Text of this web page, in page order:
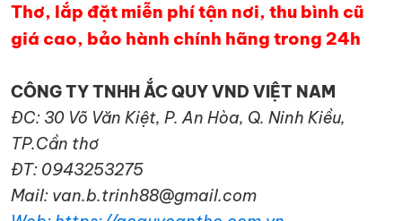
Thơ, lắp đặt miễn phí tận nơi, thu bình cũ
giá cao, bảo hành chính hãng trong 24h
CÔNG TY TNHH ẮC QUY VND VIỆT NAM
ĐC: 30 Võ Văn Kiệt, P. An Hòa, Q. Ninh Kiều,
TP.Cần thơ
ĐT: 0943253275
Mail: van.b.trinh88@gmail.com